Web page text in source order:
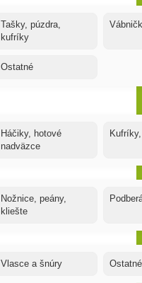
Tašky, púzdra,
kufríky
Ostatné
Háčiky, hotové
nadväzce
Nožnice, peány,
kliešte
Vlasce a šnúry Ostatné